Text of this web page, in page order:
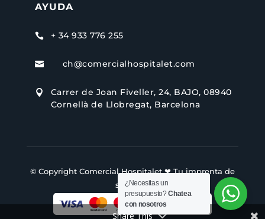
AYUDA
 + 34 933 776 255
 ch@comercialhospitalet.com

Carrer de Joan Fiveller, 24, BAJO, 08940
Cornellà de Llobregat, Barcelona
© Copyright Comercial Hospitalet ❤ Tu imprenta de
siempre.
Share This
¿Necesitas un
presupuesto?Chatea
con nosotros